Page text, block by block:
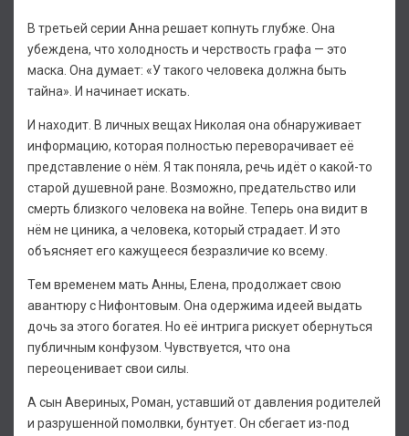
В третьей серии Анна решает копнуть глубже. Она
убеждена, что холодность и черствость графа — это
маска. Она думает: «У такого человека должна быть
тайна». И начинает искать.
И находит. В личных вещах Николая она обнаруживает
информацию, которая полностью переворачивает её
представление о нём. Я так поняла, речь идёт о какой-то
старой душевной ране. Возможно, предательство или
смерть близкого человека на войне. Теперь она видит в
нём не циника, а человека, который страдает. И это
объясняет его кажущееся безразличие ко всему.
Тем временем мать Анны, Елена, продолжает свою
авантюру с Нифонтовым. Она одержима идеей выдать
дочь за этого богатея. Но её интрига рискует обернуться
публичным конфузом. Чувствуется, что она
переоценивает свои силы.
А сын Авериных, Роман, уставший от давления родителей
и разрушенной помолвки, бунтует. Он сбегает из-под